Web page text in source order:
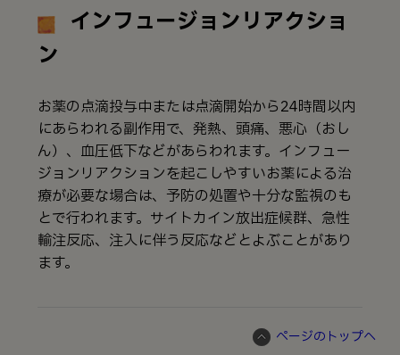
インフュージョンリアクショ
ン
お薬の点滴投与中または点滴開始から24時間以内
にあらわれる副作用で、発熱、頭痛、悪心（おし
ん）、血圧低下などがあらわれます。インフュー
ジョンリアクションを起こしやすいお薬による治
療が必要な場合は、予防の処置や十分な監視のも
とで行われます。サイトカイン放出症候群、急性
輸注反応、注入に伴う反応などとよぶことがあり
ます。
ページのトップへ